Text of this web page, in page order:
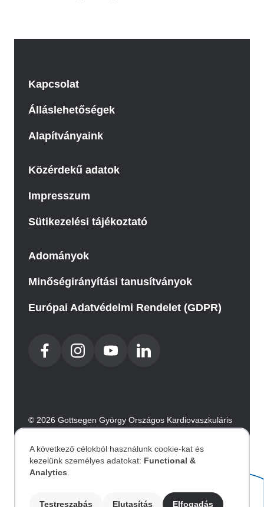
Kapcsolat
Álláslehetőségek
Alapítványaink
Közérdekű adatok
Impresszum
Sütikezelési tájékoztató
Adományok
Minőségirányítási tanusítványok
Európai Adatvédelmi Rendelet (GDPR)
© 2026 Gottsegen György Országos Kardiovaszkuláris
Intézet. Minden jog fenntartva.
Személyes
A következő célokból használunk cookie-kat és
kezelünk személyes adatokat: Functional &
Analytics
Testreszabás Elutasítás Elfogadás